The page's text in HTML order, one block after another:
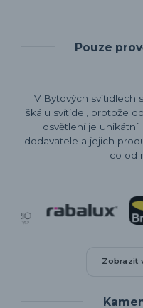
Pouze
V Bytových svítidlech
škálu svítidel, protože
osvětlení je
dodavatele a jejich
co od
Zobrazit